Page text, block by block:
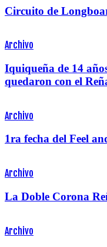
Circuito de
Archivo
Iquiqueña de 14
quedaron con el
Archivo
1ra fecha del Feel
Archivo
La Doble Corona
Archivo